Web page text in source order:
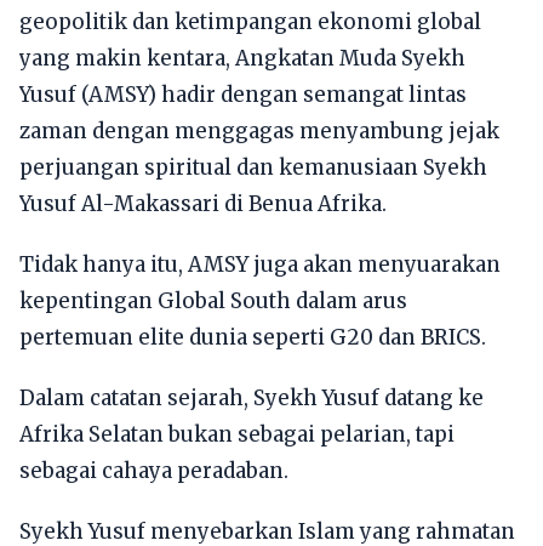
geopolitik dan ketimpangan ekonomi global
yang makin kentara, Angkatan Muda Syekh
Yusuf (AMSY) hadir dengan semangat lintas
zaman dengan menggagas menyambung jejak
perjuangan spiritual dan kemanusiaan Syekh
Yusuf Al-Makassari di Benua Afrika.
Tidak hanya itu, AMSY juga akan menyuarakan
kepentingan Global South dalam arus
pertemuan elite dunia seperti G20 dan BRICS.
Dalam catatan sejarah, Syekh Yusuf datang ke
Afrika Selatan bukan sebagai pelarian, tapi
sebagai cahaya peradaban.
Syekh Yusuf menyebarkan Islam yang rahmatan